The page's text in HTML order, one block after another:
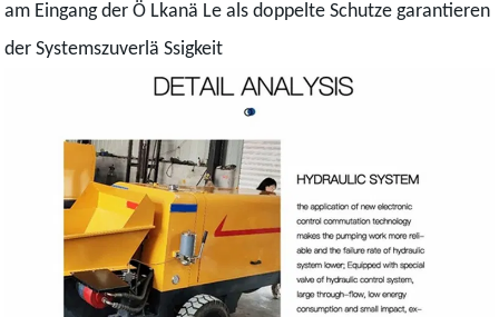
am Eingang der Ö Lkanä Le als doppelte Schutze garantieren
der Systemszuverlä Ssigkeit